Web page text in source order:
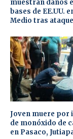
muestran daños
bases de EE.UU.
Medio tras
Joven muere por
de monóxido de
en Pasaco,